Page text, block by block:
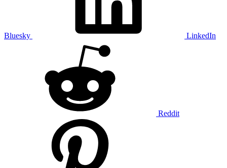
Bluesky LinkedIn
Reddit